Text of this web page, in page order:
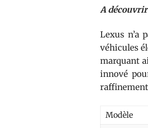
A
Lexus n’a
véhicules
marquant
innové
Modèle